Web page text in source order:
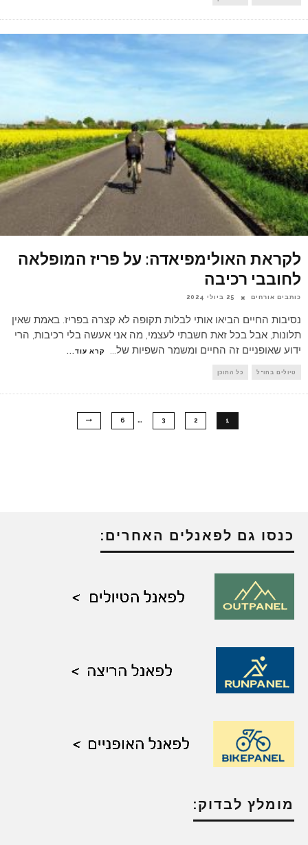
לקראת האולימפיאדה: על פריז המופלאה
לחובבי רכיבה
כותבים אורחים 25 ביולי 2024
נסיבות החיים הביאו אותי לבלות תקופה לא קצרה בפריז. באמת שאין
תלונות, אבל בכל זאת חשבתי לעצמי, מה אני אעשה בלי רכיבות, הרי
ידוע שאופניים זה החיים ומשמר השפיות של... קרא עוד...
טיולים בחו"ל כל התוכן
1
2
3
…
6
כנסו גם לפאנלים האחרים:
מומלץ לבדוק: